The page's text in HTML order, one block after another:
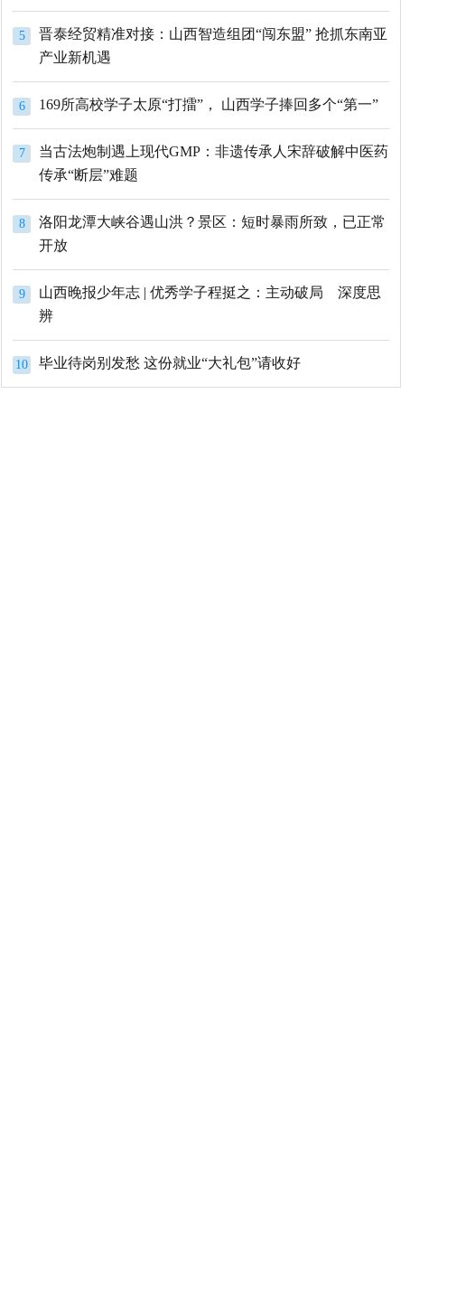
员：已定位到3个追踪器
5
晋泰经贸精准对接：山西智造组团“闯东盟” 抢抓东南亚
产业新机遇
6 169所高校学子太原“打擂”， 山西学子捧回多个“第一”
7
当古法炮制遇上现代GMP：非遗传承人宋辞破解中医药
传承“断层”难题
8
洛阳龙潭大峡谷遇山洪？景区：短时暴雨所致，已正常
开放
9
山西晚报少年志 | 优秀学子程挺之：主动破局 深度思
辨
10 毕业待岗别发愁 这份就业“大礼包”请收好